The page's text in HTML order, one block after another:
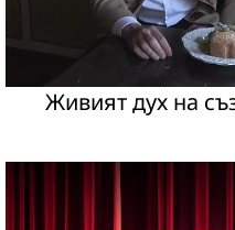
Живият дух на